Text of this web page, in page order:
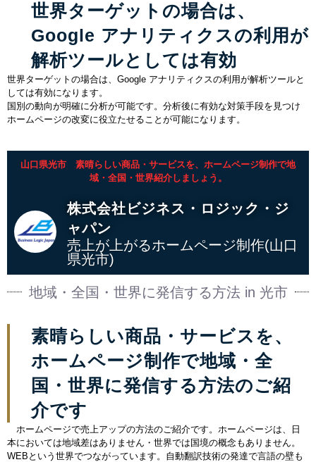
世界ターゲットの場合は、
Google アナリティクスの利用が
解析ツールとしては有効
世界ターゲットの場合は、Google アナリティクスの利用が解析ツールと
しては有効になります。
国別の動向が明確に分析が可能です。分析後に有効な対策手段を見つけ
ホームページの改変に役立たせることが可能になります。
山口県光市 素晴らしい商品・サービスを、ホームページ制作で地
域・全国・世界紹介しましょう。
株式会社ビジネス・ロジック・ジ
ャパン
売上が上がるホームページ制作(山口
県光市)
地域・全国・世界に発信する方法 in 光市
素晴らしい商品・サービスを、
ホームページ制作で地域・全
国・世界に発信する方法のご紹
介です
ホームページで売上アップの方法のご紹介です。ホームページは、日
本においては地域差はありません・世界では国境の概念もありません。
WEBという世界でつながっています。 自動翻訳技術の発達で言語の壁も